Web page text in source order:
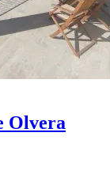
Olvera